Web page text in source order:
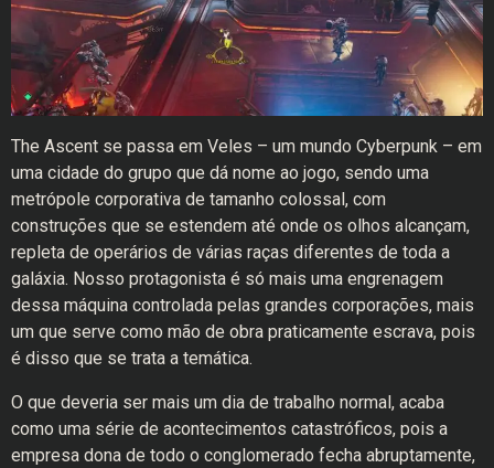
The Ascent se passa em Veles – um mundo Cyberpunk – em
uma cidade do grupo que dá nome ao jogo, sendo uma
metrópole corporativa de tamanho colossal, com
construções que se estendem até onde os olhos alcançam,
repleta de operários de várias raças diferentes de toda a
galáxia. Nosso protagonista é só mais uma engrenagem
dessa máquina controlada pelas grandes corporações, mais
um que serve como mão de obra praticamente escrava, pois
é disso que se trata a temática.
O que deveria ser mais um dia de trabalho normal, acaba
como uma série de acontecimentos catastróficos, pois a
empresa dona de todo o conglomerado fecha abruptamente,